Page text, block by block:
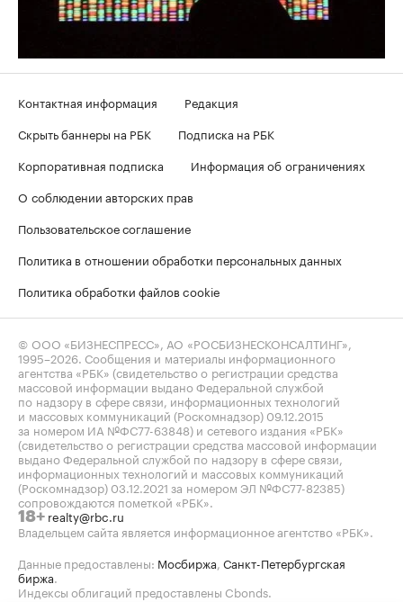
Контактная информация
Редакция
Скрыть баннеры на РБК
Подписка на РБК
Корпоративная подписка
Информация об ограничениях
О соблюдении авторских прав
Пользовательское соглашение
Политика в отношении обработки персональных данных
Политика обработки файлов cookie
© ООО «БИЗНЕСПРЕСС», АО «РОСБИЗНЕСКОНСАЛТИНГ»,
1995–2026. Сообщения и материалы информационного
агентства «РБК» (свидетельство о регистрации средства
массовой информации выдано Федеральной службой
по надзору в сфере связи, информационных технологий
и массовых коммуникаций (Роскомнадзор) 09.12.2015
за номером ИА №ФС77-63848) и сетевого издания «РБК»
(свидетельство о регистрации средства массовой информации
выдано Федеральной службой по надзору в сфере связи,
информационных технологий и массовых коммуникаций
(Роскомнадзор) 03.12.2021 за номером ЭЛ №ФС77-82385)
сопровождаются пометкой «РБК».
18+ realty@rbc.ru
Владельцем сайта является информационное агентство «РБК».
Данные предоставлены: Мосбиржа, Санкт-Петербургская
биржа.
Индексы облигаций предоставлены Cbonds.